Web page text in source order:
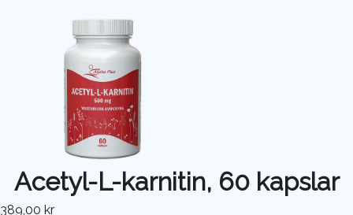
Acetyl-L-karnitin, 60 kapslar
389,00 kr